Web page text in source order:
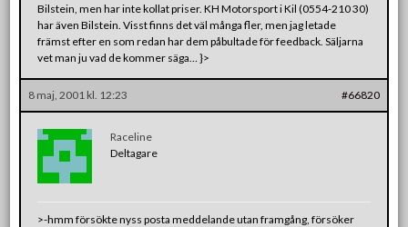
Bilstein, men har inte kollat priser. KH Motorsport i Kil (0554-210 30)
har även Bilstein. Visst finns det väl många fler, men jag letade
främst efter en som redan har dem påbultade för feedback. Säljarna
vet man ju vad de kommer säga… }>
8 maj, 2001 kl. 12:23 #66820
Raceline
Deltagare
>-hmm försökte nyss posta meddelande utan framgång, försöker